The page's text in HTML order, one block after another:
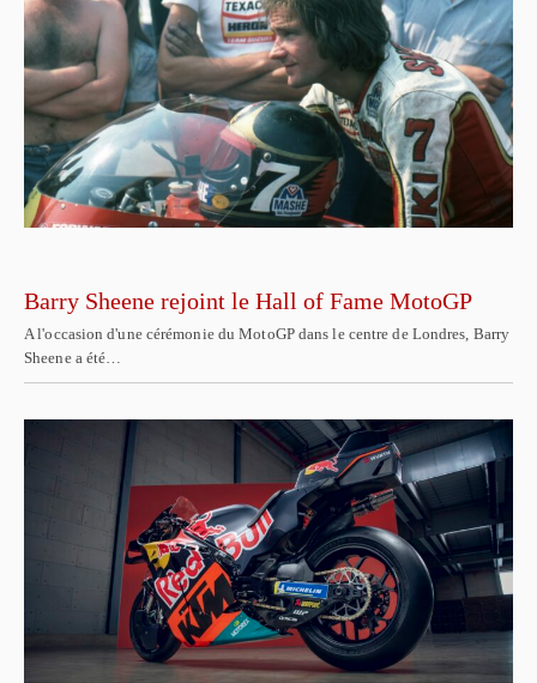
Barry Sheene rejoint le Hall of Fame MotoGP
A l'occasion d'une cérémonie du MotoGP dans le centre de Londres, Barry
Sheene a été…